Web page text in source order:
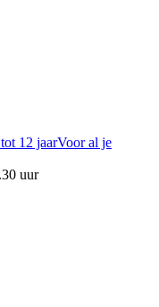
12 jaarVoor al je
uur